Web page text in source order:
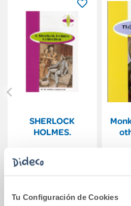
Tu Configuración de Cookies
SHERLOCK
HOLMES.
8,15€